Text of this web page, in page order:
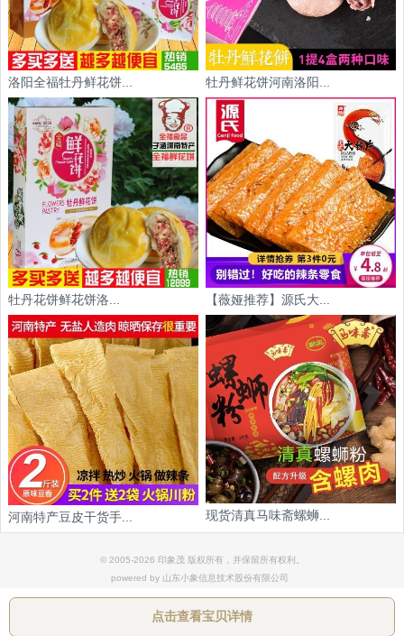
洛阳全福牡丹鲜花饼... 牡丹鲜花饼河南洛阳...
牡丹花饼鲜花饼洛... 【薇娅推荐】源氏大...
河南特产豆皮干货手... 现货清真马味斋螺蛳...
© 2005-2026 印象茂 版权所有，并保留所有权利。
powered by 山东小象信息技术股份有限公司
点击查看宝贝详情